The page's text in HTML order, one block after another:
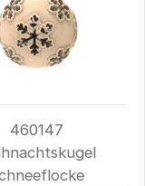
460147